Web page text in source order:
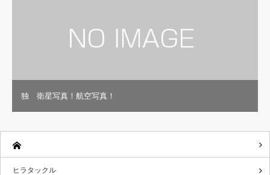
独 衛星写真！航空写真！
ヒラタックル